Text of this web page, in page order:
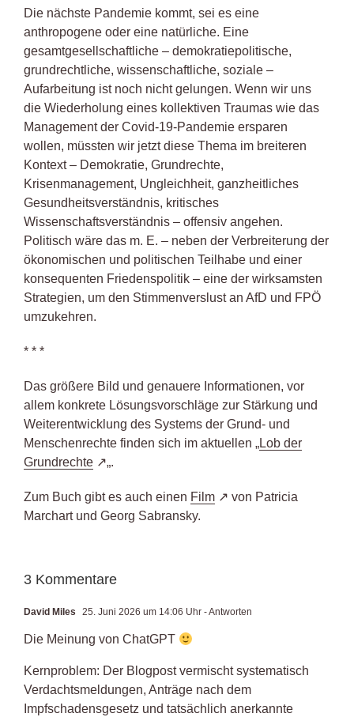
Die nächste Pandemie kommt, sei es eine
anthropogene oder eine natürliche. Eine
gesamtgesellschaftliche – demokratiepolitische,
grundrechtliche, wissenschaftliche, soziale –
Aufarbeitung ist noch nicht gelungen. Wenn wir uns
die Wiederholung eines kollektiven Traumas wie das
Management der Covid-19-Pandemie ersparen
wollen, müssten wir jetzt diese Thema im breiteren
Kontext – Demokratie, Grundrechte,
Krisenmanagement, Ungleichheit, ganzheitliches
Gesundheitsverständnis, kritisches
Wissenschaftsverständnis – offensiv angehen.
Politisch wäre das m. E. – neben der Verbreiterung der
ökonomischen und politischen Teilhabe und einer
konsequenten Friedenspolitik – eine der wirksamsten
Strategien, um den Stimmenverslust an AfD und FPÖ
umzukehren.
* * *
Das größere Bild und genauere Informationen, vor
allem konkrete Lösungsvorschläge zur Stärkung und
Weiterentwicklung des Systems der Grund- und
Menschenrechte finden sich im aktuellen „Lob der
Grundrechte
„.
Zum Buch gibt es auch einen Film
von Patricia
Marchart und Georg Sabransky.
3 Kommentare
David Miles 25. Juni 2026 um 14:06 Uhr - Antworten
Die Meinung von ChatGPT
Kernproblem: Der Blogpost vermischt systematisch
Verdachtsmeldungen, Anträge nach dem
Impfschadensgesetz und tatsächlich anerkannte